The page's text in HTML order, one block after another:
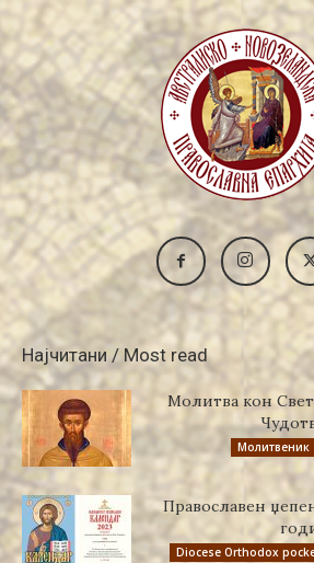
Најчитани / Most read
Молитва кон
Молитвеник
Православен
Diocese Orthodox